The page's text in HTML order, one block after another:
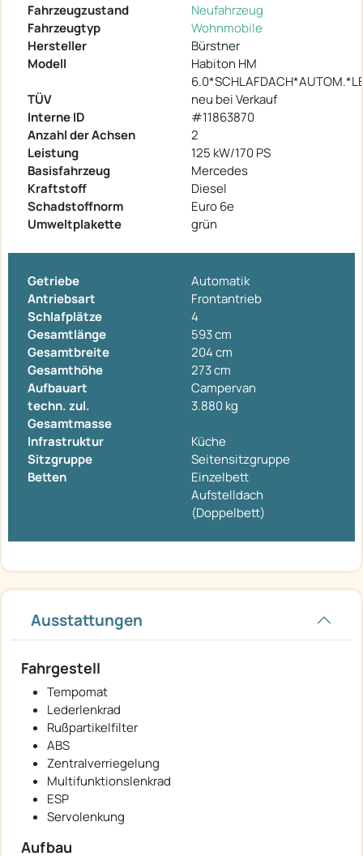
Fahrzeugzustand
Neufahrzeug
Fahrzeugtyp
Wohnmobile
Hersteller
Bürstner
Modell
Habiton HM
TÜV
neu bei Verkauf
Interne ID
#11863870
Anzahl der Achsen
2
Leistung
125 kW/170 PS
Basisfahrzeug
Mercedes
Kraftstoff
Diesel
Schadstoffnorm
Euro 6e
Umweltplakette
grün
Getriebe
Automatik
Antriebsart
Frontantrieb
Schlafplätze
4
Gesamtlänge
593 cm
Gesamtbreite
204 cm
Gesamthöhe
273 cm
Aufbauart
Campervan
techn. zul.
Gesamtmasse
3.880 kg
Infrastruktur
Küche
Sitzgruppe
Seitensitzgruppe
Betten
Einzelbett
Aufstelldach
(Doppelbett)
Ausstattungen
Fahrgestell
Tempomat
Lederlenkrad
Rußpartikelfilter
ABS
Zentralverriegelung
Multifunktionslenkrad
ESP
Servolenkung
Aufbau